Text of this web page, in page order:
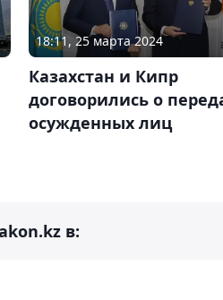
18:11, 25 марта 2024
Казахстан и Кипр
договорились о
осужденных лиц
в: